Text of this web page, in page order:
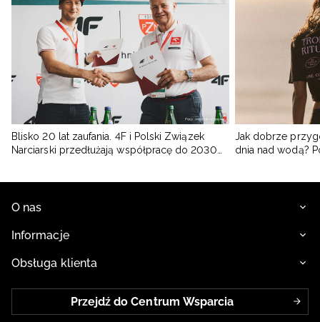
Blisko 20 lat zaufania. 4F i Polski Związek
Narciarski przedłużają współpracę do 2030
Jak dobrze
dnia nad wodą?
O nas
Informacje
Obsługa klienta
Przejdź do Centrum Wsparcia